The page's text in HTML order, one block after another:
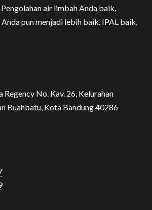
air limbah Anda baik,
pun menjadi lebih baik. IPAL baik,
No. Kav. 26, Kelurahan
Buahbatu, Kota Bandung 40286